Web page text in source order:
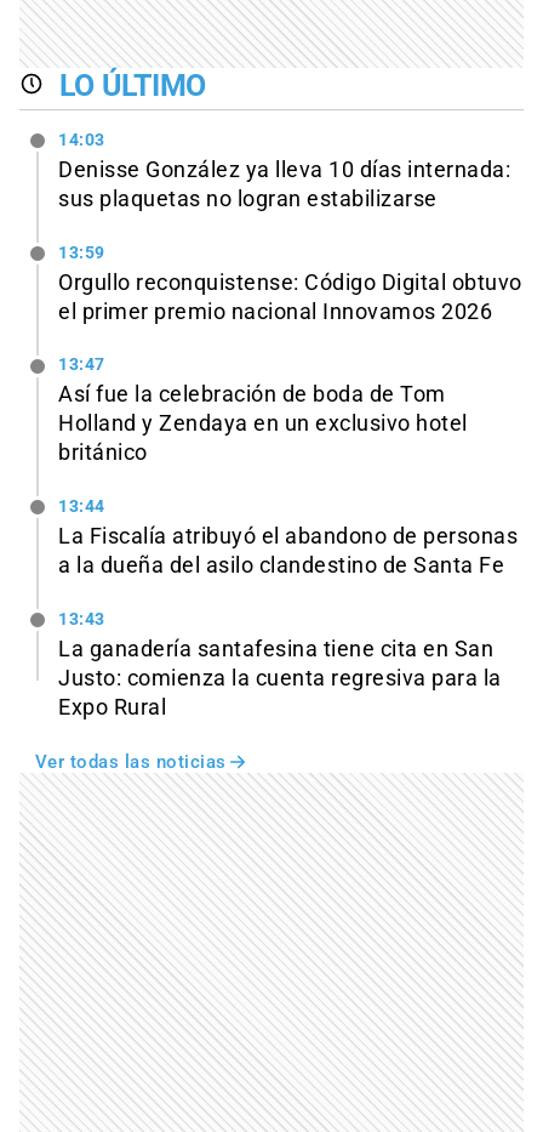
LO ÚLTIMO
14:03
Denisse González ya lleva 10 días internada:
sus plaquetas no logran estabilizarse
13:59
Orgullo reconquistense: Código Digital obtuvo
el primer premio nacional Innovamos 2026
13:47
Así fue la celebración de boda de Tom
Holland y Zendaya en un exclusivo hotel
británico
13:44
La Fiscalía atribuyó el abandono de personas
a la dueña del asilo clandestino de Santa Fe
13:43
La ganadería santafesina tiene cita en San
Justo: comienza la cuenta regresiva para la
Expo Rural
Ver todas las noticias